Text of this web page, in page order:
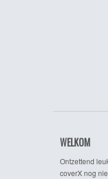
WELKOM
Ontzettend
coverX nog